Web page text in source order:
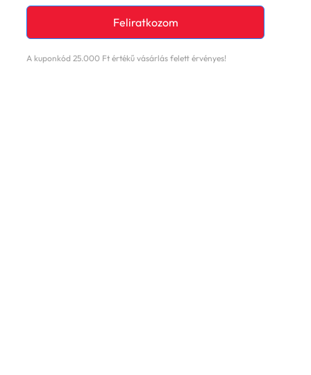
Feliratkozom
A kuponkód 25.000 Ft értékű vásárlás felett érvényes!